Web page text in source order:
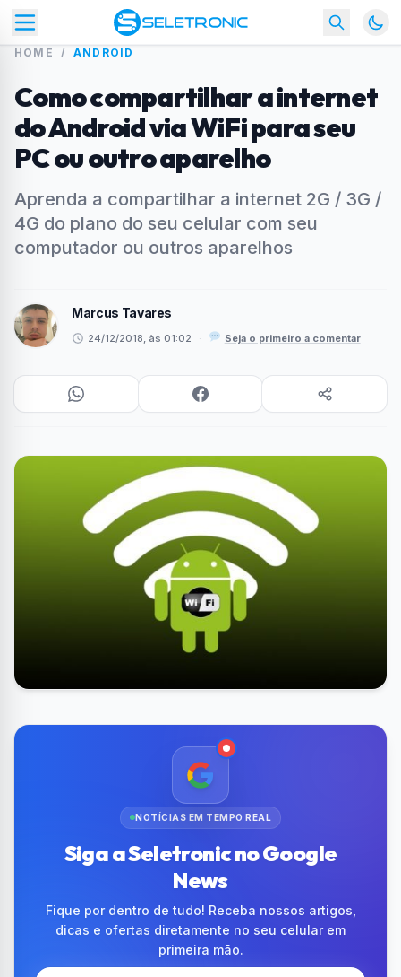
HOME / ANDROID
Como compartilhar a internet
do Android via WiFi para seu
PC ou outro aparelho
Aprenda a compartilhar a internet 2G / 3G /
4G do plano do seu celular com seu
computador ou outros aparelhos
Marcus Tavares
24/12/2018, às 01:02 · Seja o primeiro a comentar
NOTÍCIAS EM TEMPO REAL
Siga a Seletronic no Google
News
Fique por dentro de tudo! Receba nossos artigos,
dicas e ofertas diretamente no seu celular em
primeira mão.